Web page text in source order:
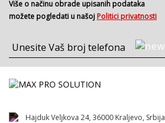
Više o načinu obrade upisanih podataka
možete pogledati u našoj Politici privatnosti
Hajduk Veljkova 24, 36000 Kraljevo, Srbija